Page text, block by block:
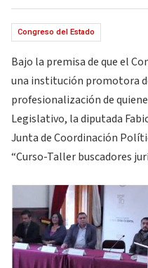
Congreso del Estado
Bajo la premisa de que el
una institución promotora
profesionalización de
Legislativo, la diputada
Junta de Coordinación
“Curso-Taller buscadores